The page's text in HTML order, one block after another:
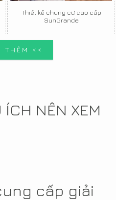
Thiết kế chung cư cao cấp
SunGrande
THÊM <<
ÍCH NÊN XEM
cấp giải